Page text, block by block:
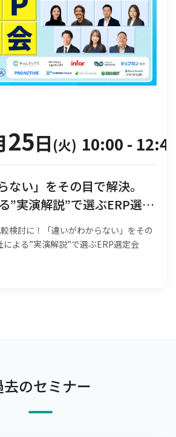
25日(火) 10:00 -
ない」をその目で解決。
”実演解説”で選ぶERP選定
検討に！「違いがわからない」をその
による”実演解説”で選ぶERP選定会
去のセミナー